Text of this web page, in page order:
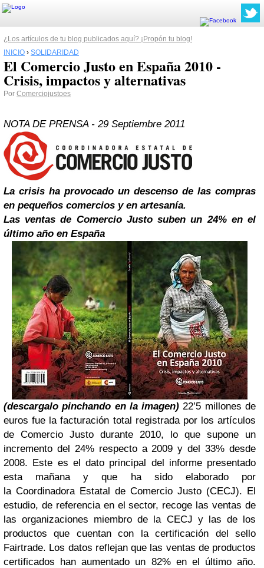
¿Los artículos de tu blog publicados aquí? ¡Propón tu blog!
INICIO › SOLIDARIDAD
El Comercio Justo en España 2010 -
Crisis, impactos y alternativas
Por Comerciojustoes
NOTA DE PRENSA - 29 Septiembre 2011
La crisis ha provocado un descenso de las compras
en pequeños comercios y en artesanía.
Las ventas de Comercio Justo suben un 24% en el
último año en España
(descargalo pinchando en la imagen) 22’5 millones de
euros fue la facturación total registrada por los artículos
de Comercio Justo durante 2010, lo que supone un
incremento del 24% respecto a 2009 y del 33% desde
2008. Este es el dato principal del informe presentado
esta mañana y que ha sido elaborado por
la Coordinadora Estatal de Comercio Justo (CECJ). El
estudio, de referencia en el sector, recoge las ventas de
las organizaciones miembro de la CECJ y las de los
productos que cuentan con lacertificación del sello
Fairtrade. Los datos reflejan que las ventas de productos
certificados han aumentado un 82% en el último año.